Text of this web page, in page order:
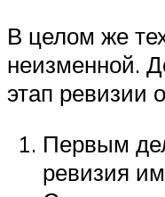
В целом же
неизменной.
этап ревизии
Первым
ревизия